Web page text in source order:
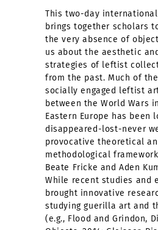
This two-day
brings together scholars
the very absence of
us about the aesthetic
strategies of leftist
from the past. Much of
socially engaged leftist
between the World Wars
Eastern Europe has been
disappeared-lost-never
provocative theoretical
methodological
Beate Fricke and Aden
While recent studies and
brought innovative
studying guerilla art and
(e.g., Flood and Grindon,